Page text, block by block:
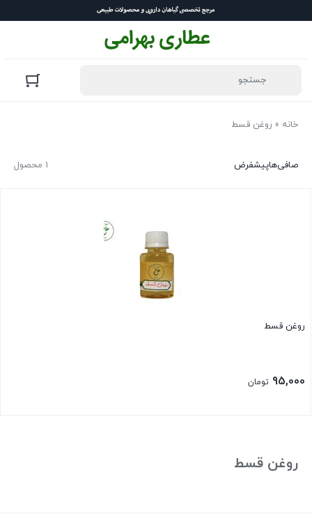
خانه » روغن قسط
1 محصول صافی‌هاپیشفرض
روغن قسط
95,000 تومان
روغن قسط